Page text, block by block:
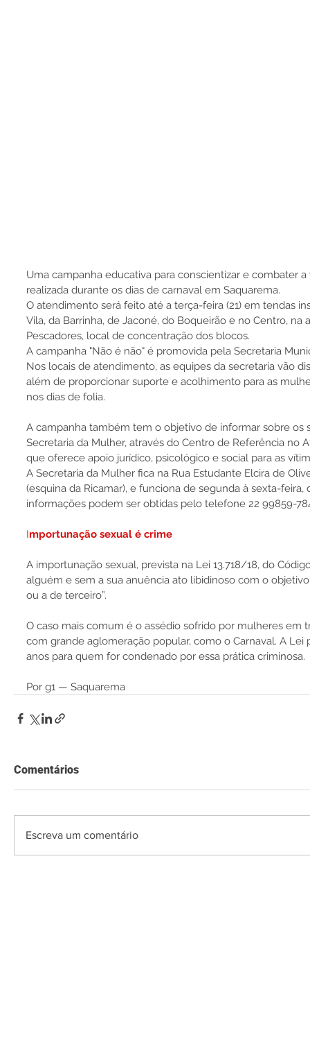
Uma campanha educativa para conscientizar e combater
realizada durante os dias de carnaval em Saquarema.
O atendimento será feito até a terça-feira (21) em tendas
Vila, da Barrinha, de Jaconé, do Boqueirão e no Centro, na
Pescadores, local de concentração dos blocos.
A campanha "Não é não" é promovida pela Secretaria
Nos locais de atendimento, as equipes da secretaria vão
além de proporcionar suporte e acolhimento para as
nos dias de folia.
A campanha também tem o objetivo de informar sobre os
Secretaria da Mulher, através do Centro de Referência no
que oferece apoio jurídico, psicológico e social para as
A Secretaria da Mulher fica na Rua Estudante Elcira de
(esquina da Ricamar), e funciona de segunda à sexta-feira,
informações podem ser obtidas pelo telefone 22 99859-
Importunação sexual é crime
A importunação sexual, prevista na Lei 13.718/18, do
alguém e sem a sua anuência ato libidinoso com o
ou a de terceiro”.
O caso mais comum é o assédio sofrido por mulheres
com grande aglomeração popular, como o Carnaval. A
anos para quem for condenado por essa prática criminosa.
Por g1 — Saquarema
Comentários
Escreva um comentário